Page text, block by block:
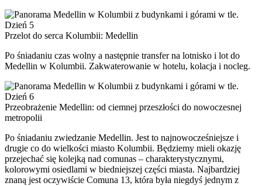
Dzień 5
Przelot do serca Kolumbii: Medellin
Po śniadaniu czas wolny a następnie transfer na lotnisko i lot do
Medellin w Kolumbii. Zakwaterowanie w hotelu, kolacja i nocleg.
Dzień 6
Przeobrażenie Medellin: od ciemnej przeszłości do nowoczesnej
metropolii
Po śniadaniu zwiedzanie Medellin. Jest to najnowocześniejsze i
drugie co do wielkości miasto Kolumbii. Będziemy mieli okazję
przejechać się kolejką nad comunas – charakterystycznymi,
kolorowymi osiedlami w biedniejszej części miasta. Najbardziej
znaną jest oczywiście Comuna 13, która była niegdyś jednym z